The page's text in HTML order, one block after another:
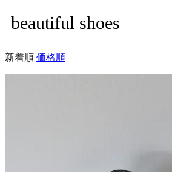
beautiful shoes
新着順 価格順